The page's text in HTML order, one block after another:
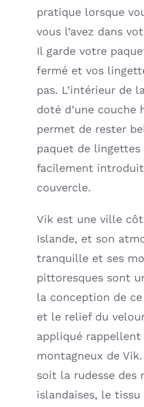
pratique lorsque
vous l’avez dans
Il garde votre
fermé et vos
pas. L’intérieur de
doté d’une couche
permet de rester
paquet de
facilement
couvercle.
Vik est une ville
Islande, et son
tranquille et ses
pittoresques sont
la conception de
et le relief du
appliqué rappellent
montagneux de
soit la rudesse des
islandaises, le